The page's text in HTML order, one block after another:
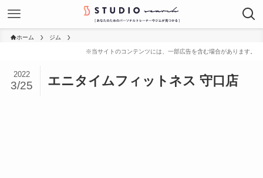
ホーム ジム
エニタイムフィットネス 守口店
2022
3/25